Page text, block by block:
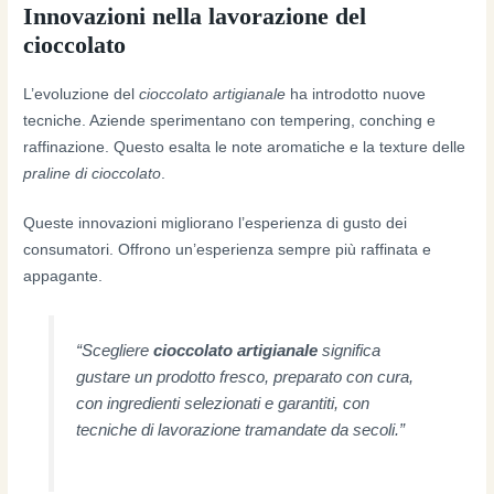
Innovazioni nella lavorazione del
cioccolato
L’evoluzione delcioccolato artigianale ha introdotto nuove
tecniche. Aziende sperimentano con tempering, conching e
raffinazione. Questo esalta le note aromatiche e la texture delle
praline di cioccolato
Queste innovazioni migliorano l’esperienza di gusto dei
consumatori. Offrono un’esperienza sempre più raffinata e
appagante.
“Scegliere cioccolato artigianalesignifica
gustare un prodotto fresco, preparato con cura,
con ingredienti selezionati e garantiti, con
tecniche di lavorazione tramandate da secoli.”